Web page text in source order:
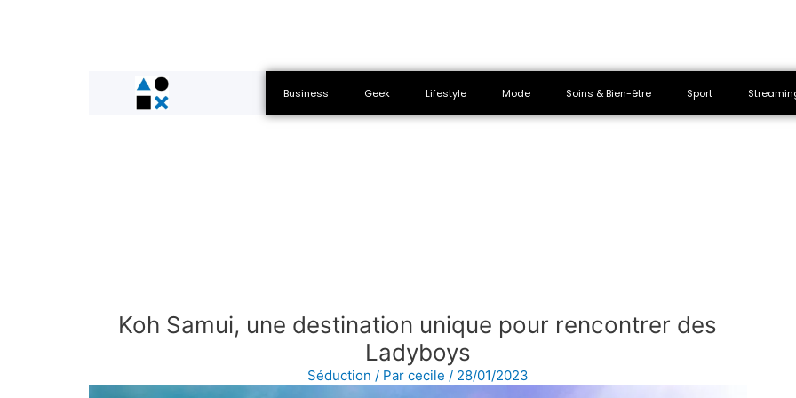
Business Geek Lifestyle Mode Soins & Bien-être Sport
Koh Samui, une destination unique pour rencontrer des
Ladyboys
Séduction / Par cecile / 28/01/2023